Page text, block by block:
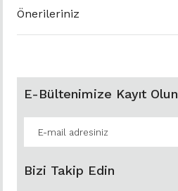
Önerileriniz
E-Bültenimize Kayıt Olun
Bizi Takip Edin